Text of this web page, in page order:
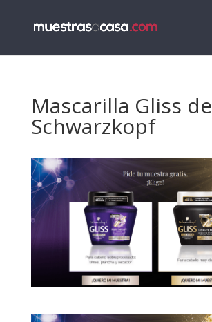
Mascarilla Gliss de
Schwarzkopf